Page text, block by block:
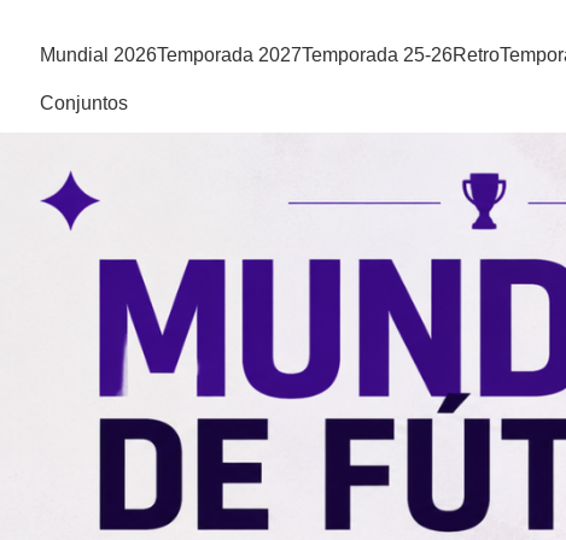
Mundial 2026Temporada 2027Temporada 25-26Retro
Conjuntos